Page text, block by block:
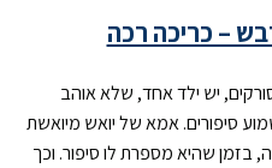
– כריכה רכה
יש ילד אחד, שלא אוהב
סיפורים. אמא של יואש מיואשת
בזמן שהיא מספרת לו סיפור. וכך